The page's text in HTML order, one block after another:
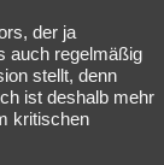
der ja
auch regelmäßig
stellt, denn
ist deshalb mehr
kritischen